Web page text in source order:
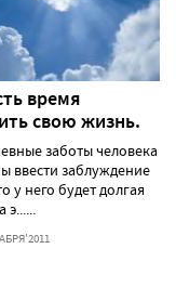
время
свою жизнь.
заботы человека
ввести заблуждение
у него будет долгая
э......